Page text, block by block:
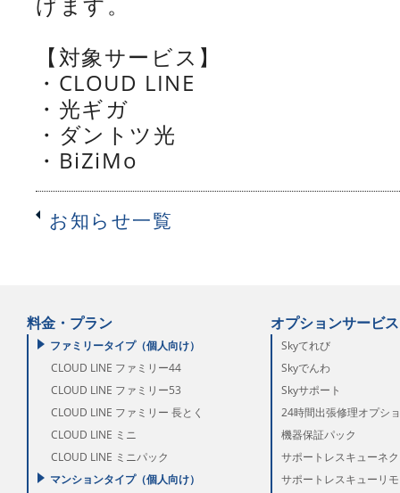
【対象サービス】
・CLOUD LINE
・光ギガ
・ダントツ光
・BiZiMo
お知らせ一覧
料金・プラン
ファミリータイプ（個人向け）
CLOUD LINE ファミリー44
CLOUD LINE ファミリー53
CLOUD LINE ファミリー 長とく
CLOUD LINE ミニ
CLOUD LINE ミニパック
マンションタイプ（個人向け）
オプションサービス
Skyてれび
Skyでんわ
Skyサポート
24時間出張修理オプシ
機器保証パック
サポートレスキューネ
サポートレスキューリ